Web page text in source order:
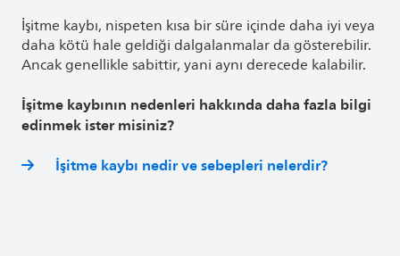
İşitme kaybı, nispeten kısa bir süre içinde daha iyi veya
daha kötü hale geldiği dalgalanmalar da gösterebilir.
Ancak genellikle sabittir, yani aynı derecede kalabilir.
İşitme kaybının nedenleri hakkında daha fazla bilgi
edinmek ister misiniz?
İşitme kaybı nedir ve sebepleri nelerdir?